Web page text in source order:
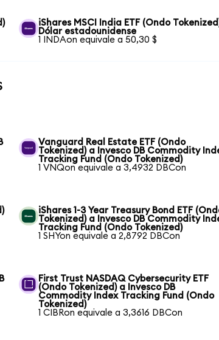
iShares MSCI India ETF (Ondo
Dólar estadounidense
1 INDAon equivale a 50,30 $
Vanguard Real Estate ETF (Ondo
Tokenized) a Invesco DB Commodity
Tracking Fund (Ondo Tokenized)
1 VNQon equivale a 3,4932 DBCon
iShares 1-3 Year Treasury Bond ETF
Tokenized) a Invesco DB Commodity
Tracking Fund (Ondo Tokenized)
1 SHYon equivale a 2,8792 DBCon
First Trust NASDAQ Cybersecurity ETF
(Ondo Tokenized) a Invesco DB
Commodity Index Tracking Fund (Ondo
Tokenized)
1 CIBRon equivale a 3,3616 DBCon